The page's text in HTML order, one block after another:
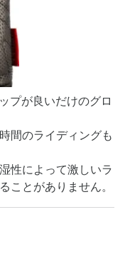
プが良いだけのグロ
間のライディングも
性によって激しいラ
ことがありません。